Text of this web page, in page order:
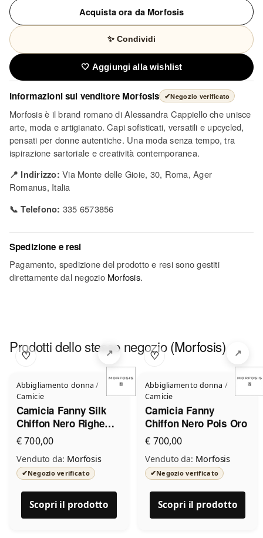
Acquista ora da Morfosis
✨ Condividi
🤍 Aggiungi alla wishlist
Informazioni sul venditore Morfosis ✔Negozio verificato
Morfosis è il brand romano di Alessandra Cappiello che unisce
arte, moda e artigianato. Capi sofisticati, versatili e upcycled,
pensati per donne autentiche. Una moda senza tempo, tra
ispirazione sartoriale e creatività contemporanea.
📍 Indirizzo: Via Monte delle Gioie, 30, Roma, Ager
Romanus, Italia
📞 Telefono: 335 6573856
Spedizione e resi
Pagamento, spedizione del prodotto e resi sono gestiti
direttamente dal negozio Morfosis.
Prodotti dello stesso negozio(Morfosis)
♡
Abbigliamento donna /
Camicie
Camicia Fanny Silk
Chiffon Nero Righe
Argento
€ 700,00
Venduto da: Morfosis
✔Negozio verificato
Scopri il prodotto
♡
Abbigliamento donna /
Camicie
Camicia Fanny
Chiffon Nero Pois Oro
€ 700,00
Venduto da: Morfosis
✔Negozio verificato
Scopri il prodotto